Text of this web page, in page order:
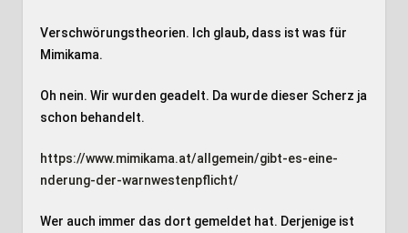
Verschwörungstheorien. Ich glaub, dass ist was für
Mimikama.
Oh nein. Wir wurden geadelt. Da wurde dieser Scherz ja
schon behandelt.
https://www.mimikama.at/allgemein/gibt-es-eine-
nderung-der-warnwestenpflicht/
Wer auch immer das dort gemeldet hat. Derjenige ist